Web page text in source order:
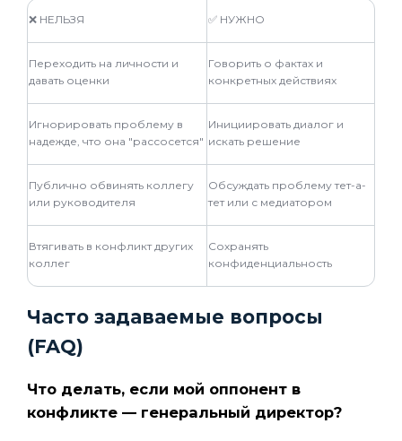
❌ НЕЛЬЗЯ ✅ НУЖНО
Переходить на личности и
давать оценки
Говорить о фактах и
конкретных действиях
Игнорировать проблему в
надежде, что она "рассосется"
Инициировать диалог и
искать решение
Публично обвинять коллегу
или руководителя
Обсуждать проблему тет-а-
тет или с медиатором
Втягивать в конфликт других
коллег
Сохранять
конфиденциальность
Часто задаваемые вопросы
(FAQ)
Что делать, если мой оппонент в
конфликте — генеральный директор?